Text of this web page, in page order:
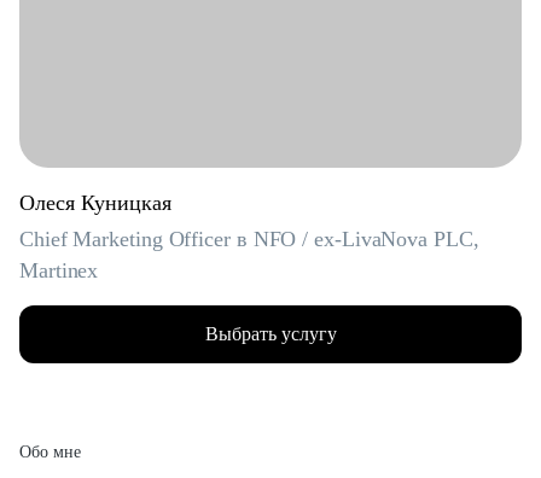
Олеся Куницкая
Chief Marketing Officer в NFO / ex-LivaNova PLC,
Martinex
Выбрать услугу
Обо мне